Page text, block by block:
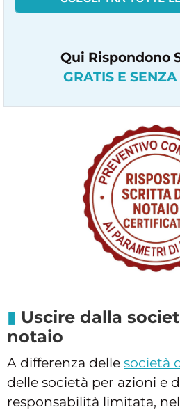
Qui Rispondono
GRATIS E
Uscire dalla
notaio
A differenza delle società
delle società per azioni e
responsabilità limitata,